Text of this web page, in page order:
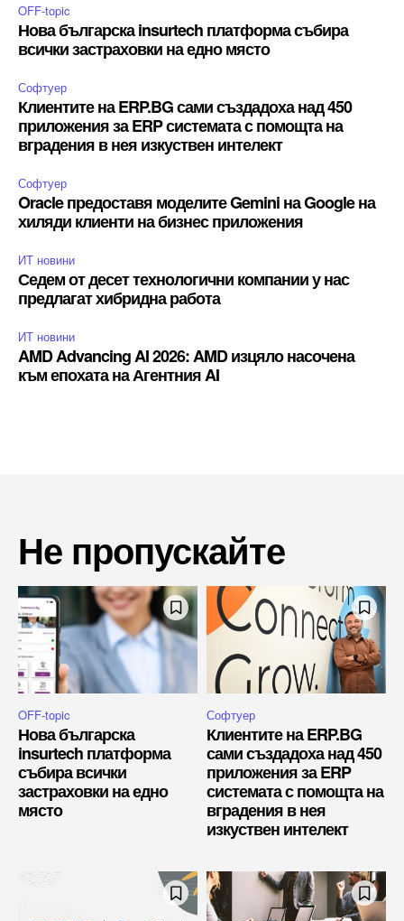
OFF-topic
Нова българска insurtech платформа събира
всички застраховки на едно място
Софтуер
Клиентите на ERP.BG сами създадоха над 450
приложения за ERP системата с помощта на
вградения в нея изкуствен интелект
Софтуер
Oracle предоставя моделите Gemini на Google на
хиляди клиенти на бизнес приложения
ИТ новини
Седем от десет технологични компании у нас
предлагат хибридна работа
ИТ новини
AMD Advancing AI 2026: AMD изцяло насочена
към епохата на Агентния AI
Не пропускайте
OFF-topic
Нова българска
insurtech платформа
събира всички
застраховки на едно
място
Софтуер
Клиентите на ERP.BG
сами създадоха над 450
приложения за ERP
системата с помощта на
вградения в нея
изкуствен интелект